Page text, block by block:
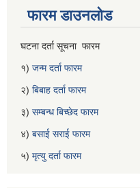
फारम डाउनलोड
घटना दर्ता सूचना फारम
१) जन्म दर्ता फारम
२) बिबाह दर्ता फारम
३) सम्बन्ध बिच्छेद फारम
४) बसाई सराई फारम
५) मृत्यु दर्ता फारम